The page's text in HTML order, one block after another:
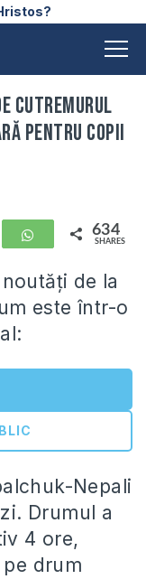
cutremurul
pentru copii
WhatsApp
634
SHARES
de la
este într-o
Nepali
Drumul a
4 ore,
drum